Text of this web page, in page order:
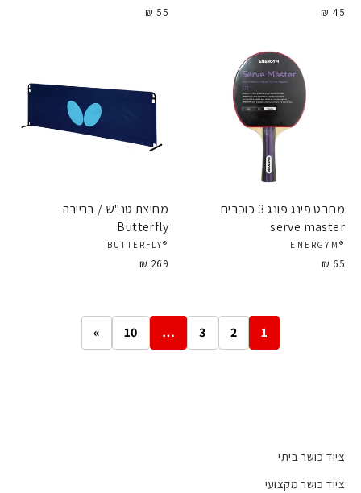
45 ₪
55 ₪
מחבט פינג פונג 3 כוכבים
serve master
®ENERGYM
65 ₪
מחיצת טנ"ש / בריירה
Butterfly
®BUTTERFLY
269 ₪
1
2
3
…
10
»
ציוד כושר ביתי
ציוד כושר מקצועי